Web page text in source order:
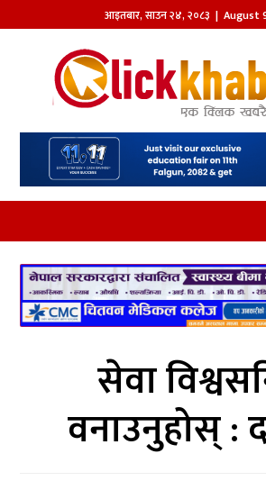
आइतबार,साउन२४,२०८३ | August
होमपेज
समाज
प्रदेश
आजको
पत्रिका
सम्पादकीय
सेवा
वनाउनुहोस् :